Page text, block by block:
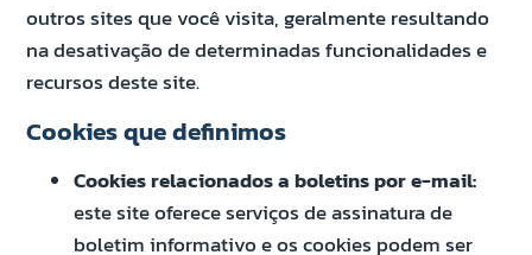
outros sites que você visita, geralmente resultando
na desativação de determinadas funcionalidades e
recursos deste site.
Cookies que definimos
Cookies relacionados a boletins por e-mail:
este site oferece serviços de assinatura de
boletim informativo e os cookies podem ser